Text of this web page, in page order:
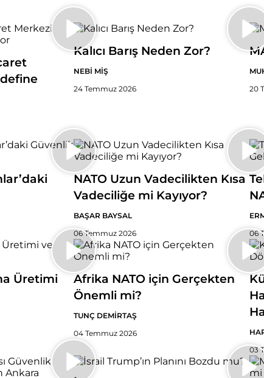
Kalıcı Barış Neden Zor?
NEBİ MİŞ
24 Temmuz 2026
20
NATO Uzun Vadecilikten Kısa
Vadeciliğe mi Kayıyor?
BAŞAR BAYSAL
06 Temmuz 2026
06
Üretimi
Afrika NATO için Gerçekten
Önemli mi?
TUNÇ DEMİRTAŞ
04 Temmuz 2026
03